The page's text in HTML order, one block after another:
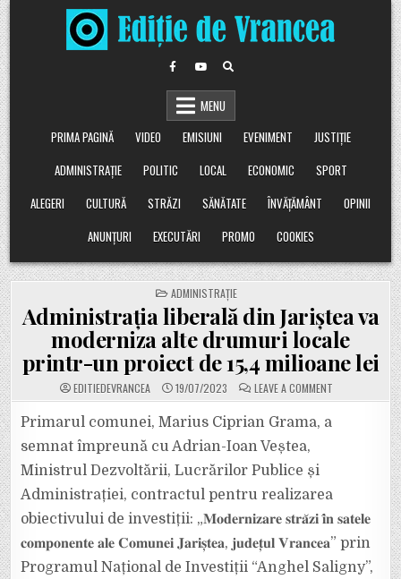
Skip
to
content
MENU
PRIMA PAGINĂ
VIDEO EMISIUNI EVENIMENT
JUSTIȚIE
ADMINISTRAȚIE
POLITIC LOCAL ECONOMIC
SPORT
ALEGERI
CULTURĂ STRĂZI SĂNĂTATE ÎNVĂȚĂMÂNT
OPINII
ANUNȚURI
EXECUTĂRI PROMO COOKIES
POSTED
IN
ADMINISTRAȚIE
Administrația liberală din Jariștea va
moderniza alte drumuri locale
printr-un proiect de 15,4 milioane lei
EDITIEDEVRANCEA 19/07/2023 LEAVE A COMMENTON
ADMINISTRAȚIA
JARIȘTEA
PRINTR-
PROIECT
DE
15,4
MILIOANE
LEI
Primarul comunei, Marius Ciprian Grama, a
semnat împreună cu Adrian-Ioan Veștea,
Ministrul Dezvoltării, Lucrărilor Publice și
Administrației, contractul pentru realizarea
obiectivului de investiții: „𝐌𝐨𝐝𝐞𝐫𝐧𝐢𝐳𝐚𝐫𝐞 𝐬𝐭𝐫𝐚̆𝐳𝐢 𝐢̂𝐧 𝐬𝐚𝐭𝐞𝐥𝐞
𝐜𝐨𝐦𝐩𝐨𝐧𝐞𝐧𝐭𝐞 𝐚𝐥𝐞 𝐂𝐨𝐦𝐮𝐧𝐞𝐢 𝐉𝐚𝐫𝐢𝐬̦𝐭𝐞𝐚, 𝐣𝐮𝐝𝐞𝐭̦𝐮𝐥 𝐕𝐫𝐚𝐧𝐜𝐞𝐚” prin
Programul Național de Investiții “Anghel Saligny”,